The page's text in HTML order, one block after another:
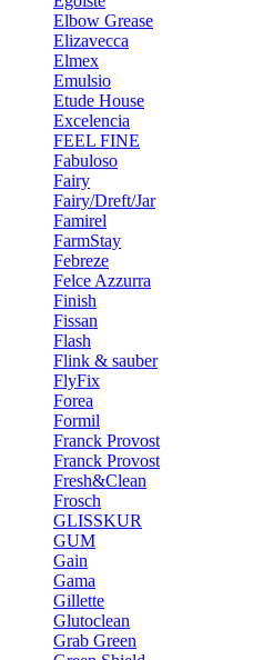
Elbow Grease
Elizavecca
Elmex
Emulsio
Etude House
Excelencia
FEEL FINE
Fabuloso
Fairy
Fairy/Dreft/Jar
Famirel
FarmStay
Febreze
Felce Azzurra
Finish
Fissan
Flash
Flink & sauber
FlyFix
Forea
Formil
Franck Provost
Franck Provost
Fresh&Clean
Frosch
GLISSKUR
GUM
Gain
Gama
Gillette
Glutoclean
Grab Green